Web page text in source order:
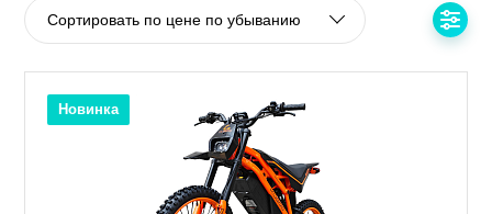
Сортировать по цене по убыванию
Новинка